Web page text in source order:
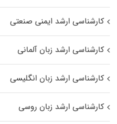
کارشناسی ارشد ایمنی صنعتی
کارشناسی ارشد زبان آلمانی
کارشناسی ارشد زبان انگلیسی
کارشناسی ارشد زبان روسی